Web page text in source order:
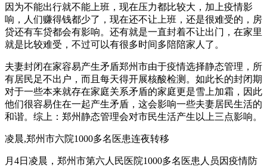
因为不能出行就不能上班，现在压力都比较大，加上疫情影
响，人们赚得钱都少了，现在还不让上班，还是很难受的，房
贷还有车贷都会有影响。还有就是一直封着不让出门，在家里
就是比较难受，不过可以有很多时间多陪陪家人了。
夫妻封闭在家容易产生矛盾郑州市由于疫情选择静态管理，所
有居民足不出户，而且每天得开展核酸检测。如此长的封闭期
对于一些本来就存在家庭关系矛盾的家庭更是雪上加霜，因此
他们很容易住在一起产生矛盾，这会影响一些夫妻居民生活的
和谐。综上：郑州静态管理会对市民生活产生以上三点影响。
凌晨,郑州市六院1000多名医患连夜转移
月4日凌晨，郑州市第六人民医院1000多名医患人员因疫情防